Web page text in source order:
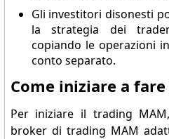
Gli investitori disonesti
la strategia dei
copiando le operazioni
conto separato.
Come iniziare a
Per iniziare il trading
broker di trading MAM